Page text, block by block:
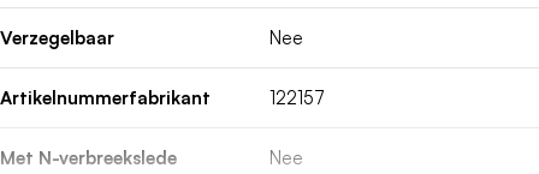
Verzegelbaar Nee
Artikelnummerfabrikant 122157
Met N-verbreekslede Nee